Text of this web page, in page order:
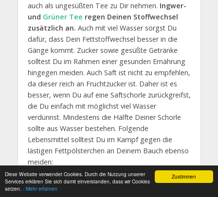
Zustimmen
Diese Website verwendet Cookies. Durch die Nutzung unserer
Services erklären Sie sich damit einverstanden, dass wir Cookies
setzen. - Mehr erfahren
auch als ungesüßten Tee zu Dir nehmen. Ingwer-
und Grüner Tee regen Deinen Stoffwechsel
zusätzlich an. Auch mit viel Wasser sorgst Du
dafür, dass Dein Fettstoffwechsel besser in die
Gänge kommt. Zucker sowie gesüßte Getränke
solltest Du im Rahmen einer gesunden Ernährung
hingegen meiden. Auch Saft ist nicht zu empfehlen,
da dieser reich an Fruchtzucker ist. Daher ist es
besser, wenn Du auf eine Saftschorle zurückgreifst,
die Du einfach mit möglichst viel Wasser
verdünnst. Mindestens die Hälfte Deiner Schorle
sollte aus Wasser bestehen. Folgende
Lebensmittel solltest Du im Kampf gegen die
lästigen Fettpölsterchen an Deinem Bauch ebenso
meiden:
Fertigprodukte